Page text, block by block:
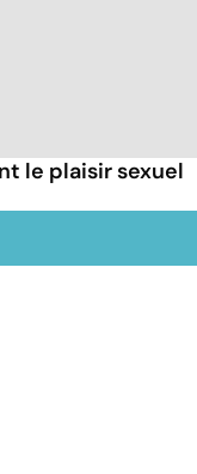
le plaisir sexuel